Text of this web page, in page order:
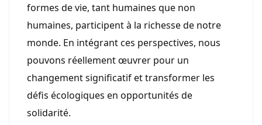
formes de vie, tant humaines que non
humaines, participent à la richesse de notre
monde. En intégrant ces perspectives, nous
pouvons réellement œuvrer pour un
changement significatif et transformer les
défis écologiques en opportunités de
solidarité.